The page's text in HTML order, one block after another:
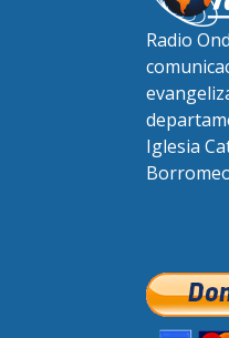
Radio
Iglesia